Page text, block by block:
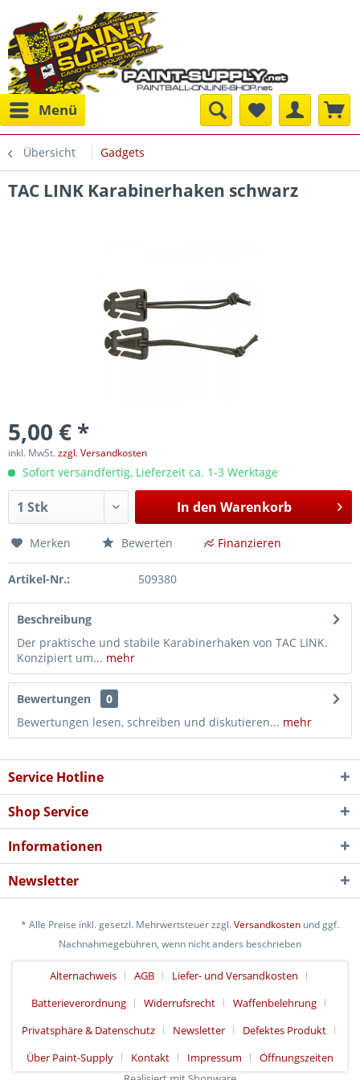
Menü
Übersicht Gadgets
TAC LINK Karabinerhaken schwarz
5,00 € *
inkl. MwSt.zzgl. Versandkosten
Sofort versandfertig, Lieferzeit ca. 1-3 Werktage
In den Warenkorb
Merken Bewerten Finanzieren
Artikel-Nr.: 509380
Beschreibung
Der praktische und stabile Karabinerhaken von TAC LINK.
Konzipiert um... mehr
Bewertungen
0
Bewertungen lesen, schreiben und diskutieren... mehr
Service Hotline
Shop Service
Informationen
Newsletter
* Alle Preise inkl. gesetzl. Mehrwertsteuer zzgl.Versandkosten und ggf.
Nachnahmegebühren, wenn nicht anders beschrieben
Alternachweis AGB
Liefer- und Versandkosten
Batterieverordnung
Widerrufsrecht
Waffenbelehrung
Privatsphäre & Datenschutz
Newsletter
Defektes Produkt
Über Paint-Supply
Kontakt Impressum
Öffnungszeiten